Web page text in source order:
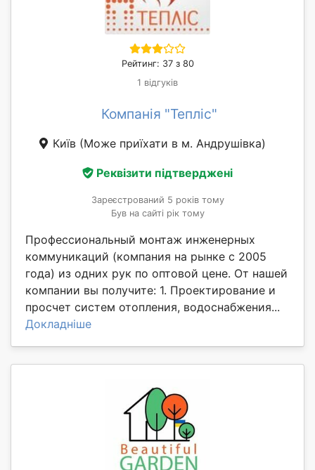
Рейтинг: 37 з 80
1 відгуків
Компанія "Тепліс"
Київ (Може приїхати в м. Андрушівка)
Реквізити підтверджені
Зареєстрований 5 років тому
Був на сайті рік тому
Профессиональный монтаж инженерных
коммуникаций (компания на рынке с 2005
года) из одних рук по оптовой цене. От нашей
компании вы получите: 1. Проектирование и
просчет систем отопления, водоснабжения...
Докладніше